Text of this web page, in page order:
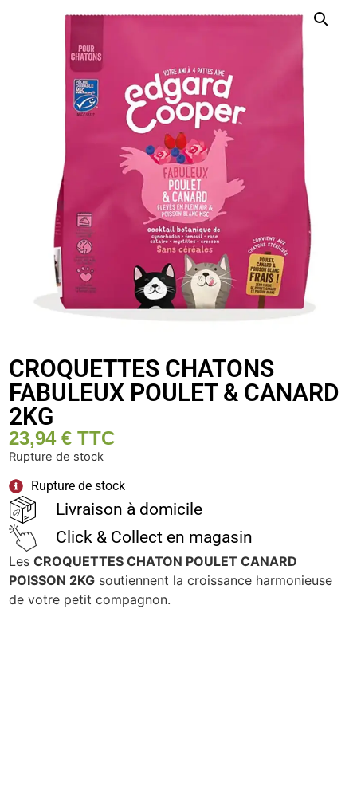
CROQUETTES CHATONS
FABULEUX POULET & CANARD
2KG
23,94€ TTC
Rupture de stock
Rupture de stock
Livraison à domicile
Click & Collect en magasin
LesCROQUETTES CHATON POULET CANARD
POISSON 2KG soutiennent la croissance harmonieuse
de votre petit compagnon.